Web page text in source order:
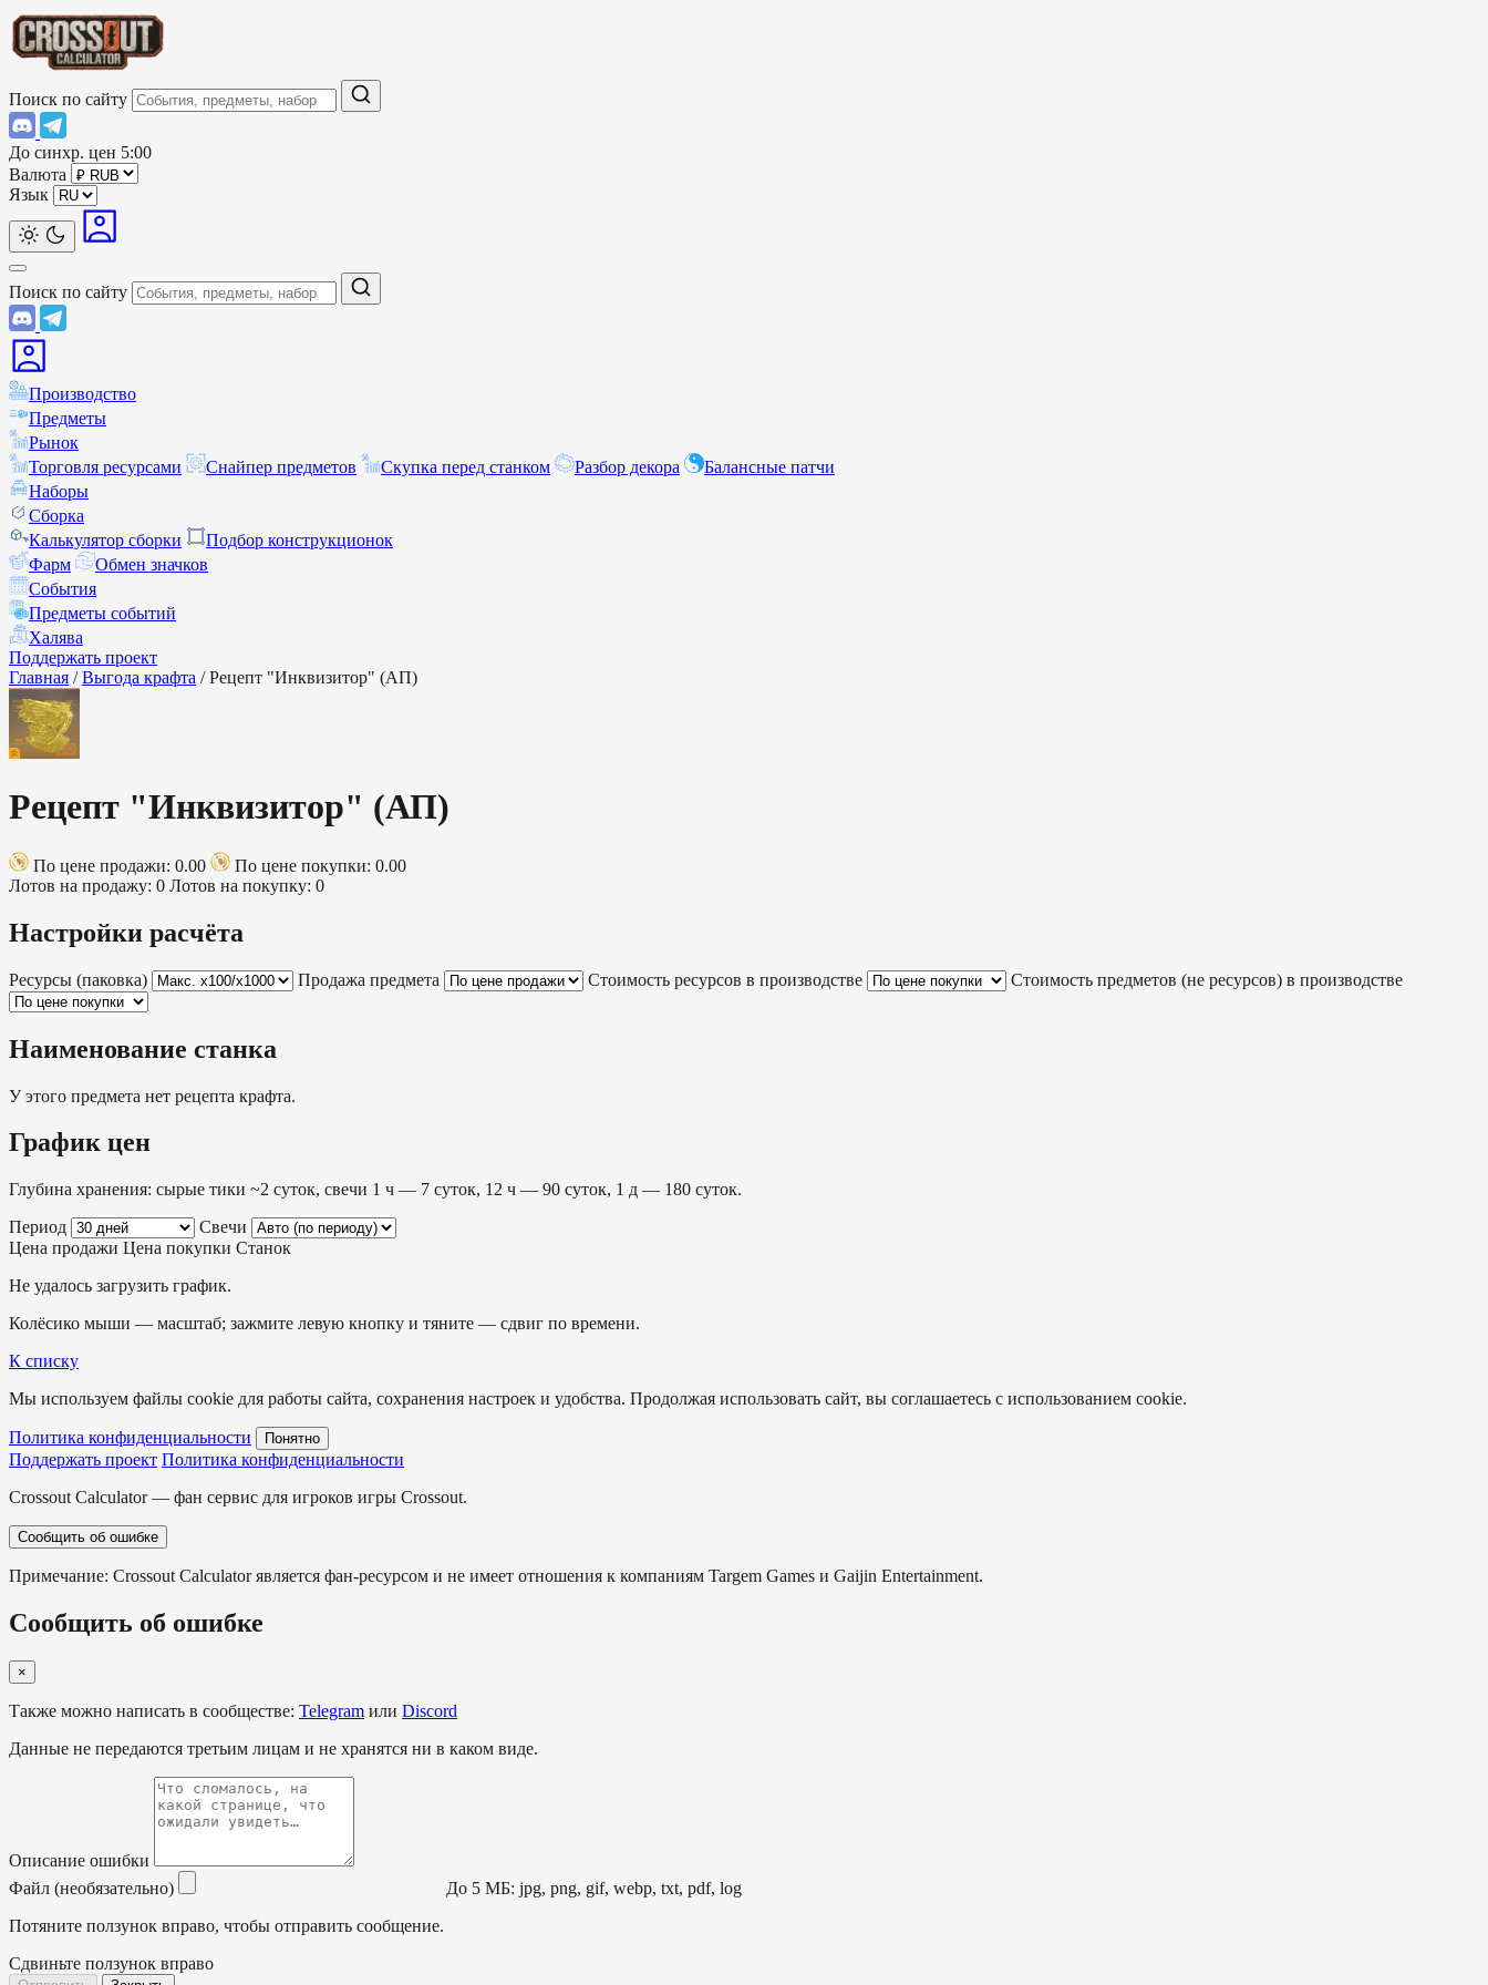
Поиск по сайту
До синхр. цен 5:00
Валюта
Язык
Поиск по сайту
Производство
Предметы
Рынок
Торговля ресурсами
Снайпер предметов Скупка перед станком Разбор декора
Балансные патчи
Наборы
Сборка
Калькулятор сборки
Подбор конструкционок
Фарм
Обмен значков
События
Предметы событий
Халява
Поддержать проект
Главная / Выгода крафта / Рецепт "Инквизитор" (АП)
Рецепт "Инквизитор" (АП)
По цене продажи: 0.00
По цене покупки: 0.00
Лотов на продажу: 0 Лотов на покупку: 0
Настройки расчёта
Ресурсы (паковка) Продажа предмета Стоимость ресурсов в производстве Стоимость предметов (не ресурсов) в производстве
Наименование станка
У этого предмета нет рецепта крафта.
График цен
Глубина хранения: сырые тики ~2 суток, свечи 1 ч — 7 суток, 12 ч — 90 суток, 1 д — 180 суток.
Период
Свечи
Цена продажи Цена покупки Станок
Не удалось загрузить график.
Колёсико мыши — масштаб; зажмите левую кнопку и тяните — сдвиг по времени.
К списку
Мы используем файлы cookie для работы сайта, сохранения настроек и удобства. Продолжая использовать сайт, вы соглашаетесь с использованием cookie.
Политика конфиденциальности Понятно
Поддержать проект Политика конфиденциальности
Crossout Calculator — фан сервис для игроков игры Crossout.
Сообщить об ошибке
Примечание: Crossout Calculator является фан-ресурсом и не имеет отношения к компаниям Targem Games и Gaijin Entertainment.
Сообщить об ошибке
×
Также можно написать в сообществе: Telegram или Discord
Данные не передаются третьим лицам и не хранятся ни в каком виде.
Описание ошибки
Файл (необязательно)
До 5 МБ: jpg, png, gif, webp, txt, pdf, log
Потяните ползунок вправо, чтобы отправить сообщение.
Сдвиньте ползунок вправо